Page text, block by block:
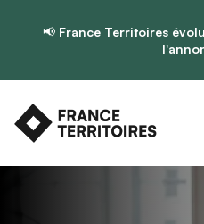
📢 France Territoires